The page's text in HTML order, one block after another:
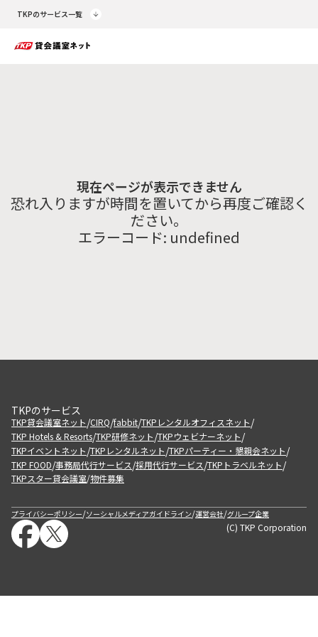
TKPのサービス一覧
現在ページが表示できません
恐れ入りますが時間を置いてから再度ご確認く
ださい。
エラーコード: undefined
TKPのサービス
TKP貸会議室ネット/CIRQ/fabbit/TKPレンタルオフィスネット/
TKP Hotels & Resorts/TKP研修ネット/TKPウェビナーネット/
TKPイベントネット/TKPレンタルネット/TKPパーティー・懇親会ネット/
TKP FOOD/事務局代行サービス/採用代行サービス/TKPトラベルネット/
TKPスター貸会議室/物件募集
プライバシーポリシー/ソーシャルメディアガイドライン/運営会社/グループ企業
(C) TKP Corporation